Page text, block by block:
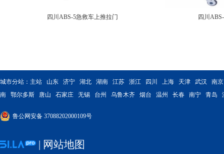
四川ABS-5急救车上推拉门 四川
城市分站： 主站 山东 济宁 湖北 湖南 江苏 浙江 四川 上海 天津 武汉
南京
南
鄂尔多斯 唐山 石家庄 无锡 台州 乌鲁木齐 烟台 温州 长春 南宁 青岛
鲁公网安备 37088202000109号
| 网站地图